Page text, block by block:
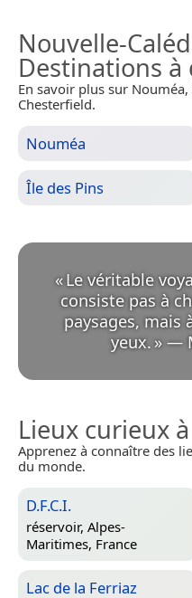
Nouvelle-
Destinations
En savoir plus sur
Chesterfield.
Nouméa
Île des Pins
«Le véritable
consiste pas à
paysages, mais
yeux. » —
Lieux curieux
Apprenez à connaître des
du monde.
D.F.C.I.
réservoir, Alpes-
Maritimes, France
Lac de la Ferriaz